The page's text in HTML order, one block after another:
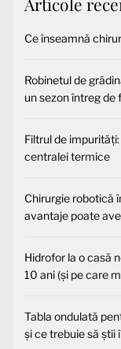
Ce înseamnă
Robinetul de
un sezon întreg de
Filtrul de
centralei termice
Chirurgie robotică
avantaje poate
Hidrofor la o casă
10 ani (și pe care
Tabla ondulată
și ce trebuie să știi